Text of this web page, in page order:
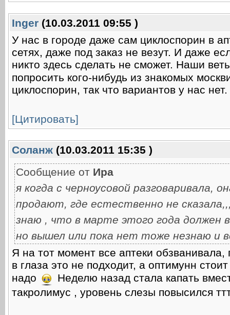
Inger (10.03.2011 09:55 )
У нас в городе даже сам циклоспорин в
сетях, даже под заказ не везут. И даже
никто здесь сделать не сможет. Наши
попросить кого-нибудь из знакомых
циклоспорин, так что вариантов у нас
[Цитировать]
Соланж (10.03.2011 15:35 )
Сообщение от Ира
я когда с черноусовой разговаривала,
продают, где естественно не
знаю , что в марте этого года
но вышел или пока нет тоже незнаю и
Я на тот момент все аптеки
в глаза это не подходит, а оптимунн
надо
Неделю назад стала капать
такролимус , уровень слезы повысился